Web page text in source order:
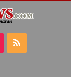
TikTokRSS